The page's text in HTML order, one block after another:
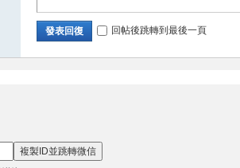
發表回復 回帖後跳轉到最後一頁
複製ID並跳轉微信